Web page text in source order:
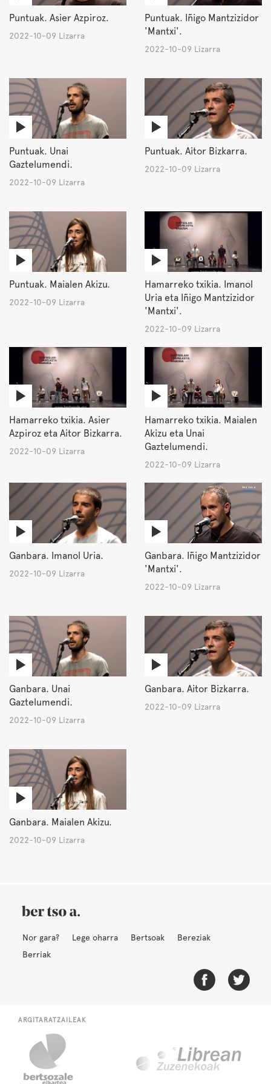
Puntuak. Asier Azpiroz.
2022-10-09 Lizarra
Puntuak. Iñigo Mantzizidor
'Mantxi'.
2022-10-09 Lizarra
Puntuak. Unai
Gaztelumendi.
2022-10-09 Lizarra
Puntuak. Aitor Bizkarra.
2022-10-09 Lizarra
Puntuak. Maialen Akizu.
2022-10-09 Lizarra
Hamarreko txikia. Imanol
Uria eta Iñigo Mantzizidor
'Mantxi'.
2022-10-09 Lizarra
Hamarreko txikia. Asier
Azpiroz eta Aitor Bizkarra.
2022-10-09 Lizarra
Hamarreko txikia. Maialen
Akizu eta Unai
Gaztelumendi.
2022-10-09 Lizarra
Ganbara. Imanol Uria.
2022-10-09 Lizarra
Ganbara. Iñigo Mantzizidor
'Mantxi'.
2022-10-09 Lizarra
Ganbara. Unai
Gaztelumendi.
2022-10-09 Lizarra
Ganbara. Aitor Bizkarra.
2022-10-09 Lizarra
Ganbara. Maialen Akizu.
2022-10-09 Lizarra
Nor gara? Lege oharra Bertsoak
Bereziak
Berriak
ARGITARATZAILEAK